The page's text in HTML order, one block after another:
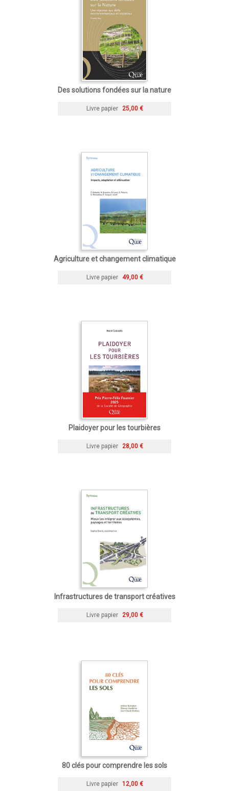
Des solutions fondées sur la nature
Livre papier 25,00 €
Agriculture et changement climatique
Livre papier 49,00 €
Plaidoyer pour les tourbières
Livre papier 28,00 €
Infrastructures de transport créatives
Livre papier 29,00 €
80 clés pour comprendre les sols
Livre papier 12,00 €